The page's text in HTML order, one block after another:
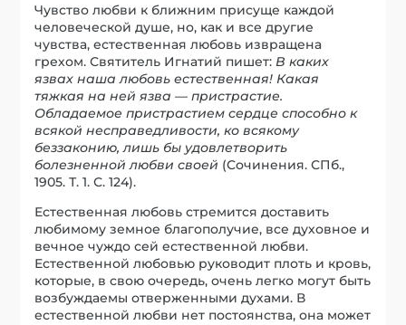
Чувство любви к ближним присуще каждой
человеческой душе, но, как и все другие
чувства, естественная любовь извращена
грехом. Святитель Игнатий пишет:В каких
язвах наша любовь естественная! Какая
тяжкая на ней язва — пристрастие.
Обладаемое пристрастием сердце способно к
всякой несправедливости, ко всякому
беззаконию, лишь бы удовлетворить
болезненной любви своей (Сочинения. СПб.,
1905. Т. 1. С. 124).
Естественная любовь стремится доставить
любимому земное благополучие, все духовное и
вечное чуждо сей естественной любви.
Естественной любовью руководит плоть и кровь,
которые, в свою очередь, очень легко могут быть
возбуждаемы отверженными духами. В
естественной любви нет постоянства, она может